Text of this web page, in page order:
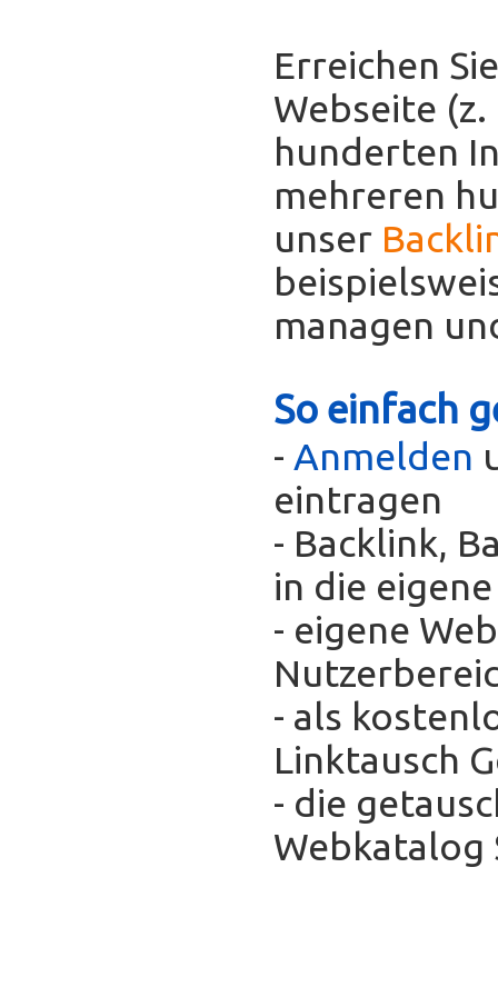
Erreichen
Webseite
hunderten
mehreren
unser
managen
So einfach
- Anmelden
eintragen
- Backlink,
in die
- eigene
- als
Linktausch
- die
Webkatalog